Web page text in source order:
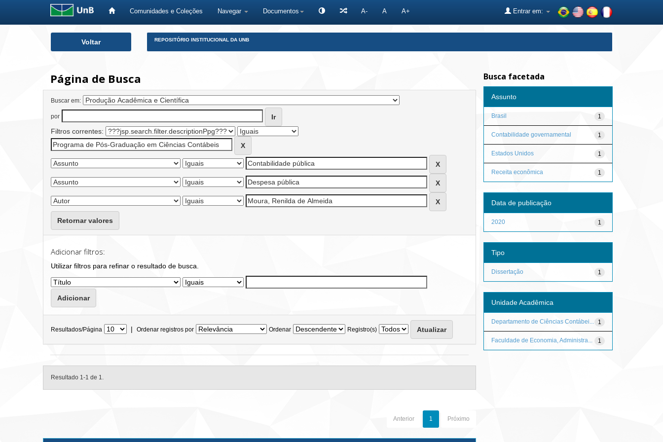
Comunidades e Coleções Navegar Documentos A- A A+ Entrar em:
Voltar REPOSITÓRIO INSTITUCIONAL DA UNB
Página de Busca
Buscar em:
por
Filtros correntes:
Retornar valores
Adicionar filtros:
Utilizar filtros para refinar o resultado de busca.
Resultados/Página | Ordenar registros por Ordenar Registro(s)
Resultado 1-1 de 1.
Anterior 1 Próximo
Busca facetada
Assunto
1
Brasil
1
Contabilidade governamental
1
Estados Unidos
1
Receita econômica
Data de publicação
1
2020
Tipo
1
Dissertação
Unidade Acadêmica
1
Departamento de Ciências Contábei...
1
Faculdade de Economia, Administra...